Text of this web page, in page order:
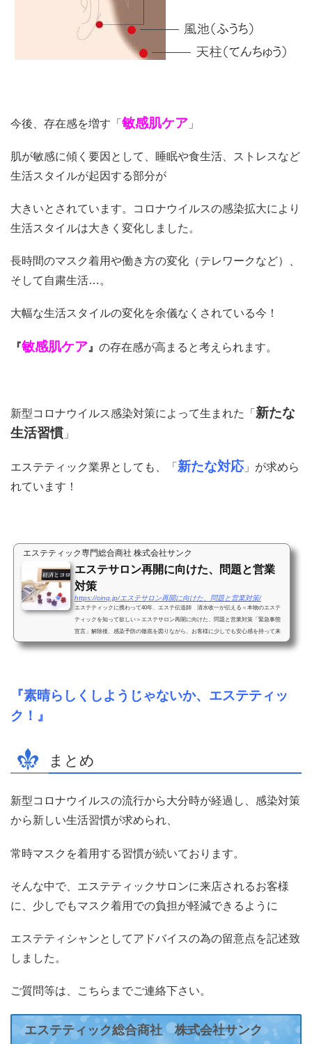
今後、存在感を増す「 敏感肌ケア 」
肌が敏感に傾く要因として、睡眠や食生活、ストレスなど
生活スタイルが起因する部分が
大きいとされています。コロナウイルスの感染拡大により
生活スタイルは大きく変化しました。
長時間のマスク着用や働き方の変化（テレワークなど）、
そして自粛生活…。
大幅な生活スタイルの変化を余儀なくされている今！
『敏感肌ケア 』 の存在感が高まると考えられます。
新型コロナウイルス感染対策によって生まれた「 新たな
生活習慣 」
エステティック業界としても、「 新たな対応」が求めら
れています！
エステティック専門総合商社 株式会社サンク
エステサロン再開に向けた、問題と営業
対策
https://cinq.jp/エステサロン再開に向けた、問題と営業対策/
エステティックに携わって40年、エステ伝道師 清水收一が伝える＜本物のエステ
ティックを知って欲しい＞エステサロン再開に向けた、問題と営業対策「緊急事態
宣言」解除後、感染予防の徹底を図りながら、お客様に少しでも安心感を持って来
店して頂けるようホームペ...
『素晴らしくしようじゃないか、エステティッ
ク！』
まとめ
新型コロナウイルスの流行から大分時が経過し、感染対策
から新しい生活習慣が求められ、
常時マスクを着用する習慣が続いております。
そんな中で、エステティックサロンに来店されるお客様
に、少しでもマスク着用での負担が軽減できるように
エステティシャンとしてアドバイスの為の留意点を記述致
しました。
ご質問等は、こちらまでご連絡下さい。
エステティック総合商社 株式会社サンク